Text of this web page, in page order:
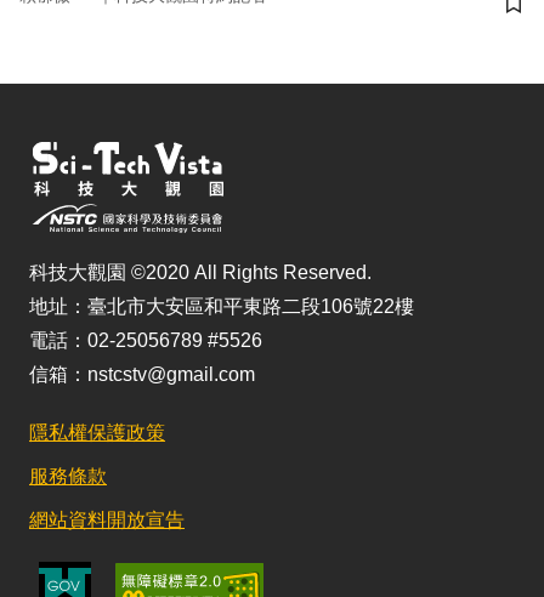
儲
科技大觀園 ©2020 All Rights Reserved.
地址：臺北市大安區和平東路二段106號22樓
電話：02-25056789 #5526
信箱：nstcstv@gmail.com
隱私權保護政策
服務條款
網站資料開放宣告